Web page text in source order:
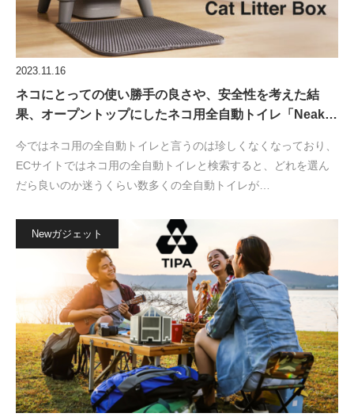
2023.11.16
ネコにとっての使い勝手の良さや、安全性を考えた結
果、オープントップにしたネコ用全自動トイレ「Neak…
今ではネコ用の全自動トイレと言うのは珍しくなくなっており、
ECサイトではネコ用の全自動トイレと検索すると、どれを選ん
だら良いのか迷うくらい数多くの全自動トイレが…
Newガジェット